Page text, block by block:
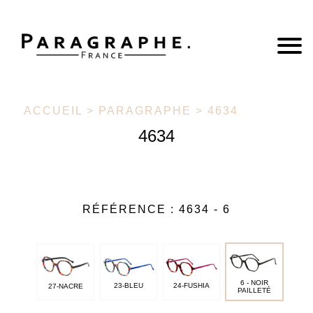
ACCUEIL > PARAGRAPHE > 4634
4634
RÉFÉRENCE : 4634 - 6
27-NACRE 23-BLEU 24-FUSHIA
6 - NOIR
PAILLETÉ